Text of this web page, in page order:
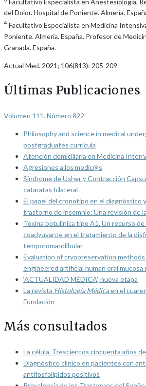
del Dolor. Hospital de Poniente. Almería.
4 Facultativo Especialista en Medicina
Poniente. Almería. España. Profesor de
Granada. España.
Actual Med. 2021; 106(813): 205-209
Últimas Publicaciones
Volumen 111. Número 822
Philosophy and science in medical
postgraduates curricula
Atención domiciliaria en Medicina
Agresiones a los medic@s
Síndrome de Usher y Contracción
cataratas bilateral
El papel del cronotipo en el diagnóstico
trastorno de insomnio: Una revisión de
Toxina botulínica tipo A1. Un recurso de
coadyuvante en el tratamiento de la
temporomandibular
Evaluation of cryopreservation
engineered artificial human oral mucosa
‘ACTUALIDAD MÉDICA’, nueva etapa
La revista Histología Médicaen el
Fundación
Más consultados
La célula. Trescientos cincuenta años
Diagnóstico clínico en pacientes con
antifosfolípidos positivos